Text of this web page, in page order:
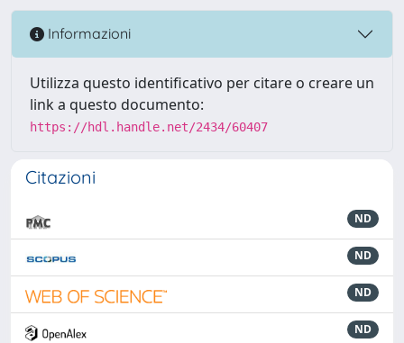
Informazioni
Utilizza questo identificativo per citare o creare un
link a questo documento:
https://hdl.handle.net/2434/60407
Citazioni
ND
ND
ND
ND